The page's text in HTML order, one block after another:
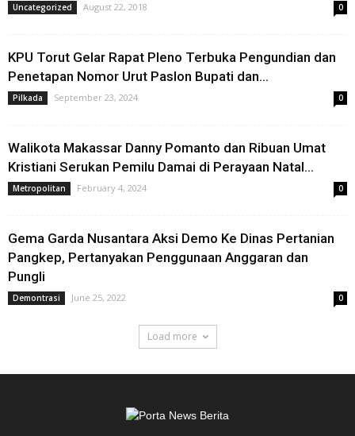
Uncategorized August 22, 2018 0
KPU Torut Gelar Rapat Pleno Terbuka Pengundian dan
Penetapan Nomor Urut Paslon Bupati dan...
Pilkada September 23, 2024 0
Walikota Makassar Danny Pomanto dan Ribuan Umat
Kristiani Serukan Pemilu Damai di Perayaan Natal...
Metropolitan February 4, 2024 0
Gema Garda Nusantara Aksi Demo Ke Dinas Pertanian
Pangkep, Pertanyakan Penggunaan Anggaran dan
Pungli
Demontrasi June 25, 2022 0
Load more